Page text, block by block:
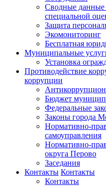
Сводные данные
специальной
Защита
Экомониторинг
Бесплатная
Муниципальные
Установка
Противодействие
коррупции
Бюджет
Федеральные
Законы города
Нормативно-
самоуправления
Нормативно-
округа Перово
Заседания
Контакты Контакты
Контакты